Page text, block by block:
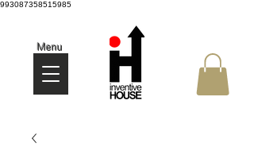
993087358515985
Menu